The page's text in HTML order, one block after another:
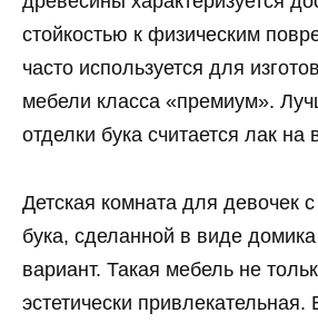
стойкостью к физическим
часто используется для
мебели класса «премиум».
отделки бука считается лак на
Детская комната для девочек
бука, сделанной в виде
вариант. Такая мебель не
эстетически